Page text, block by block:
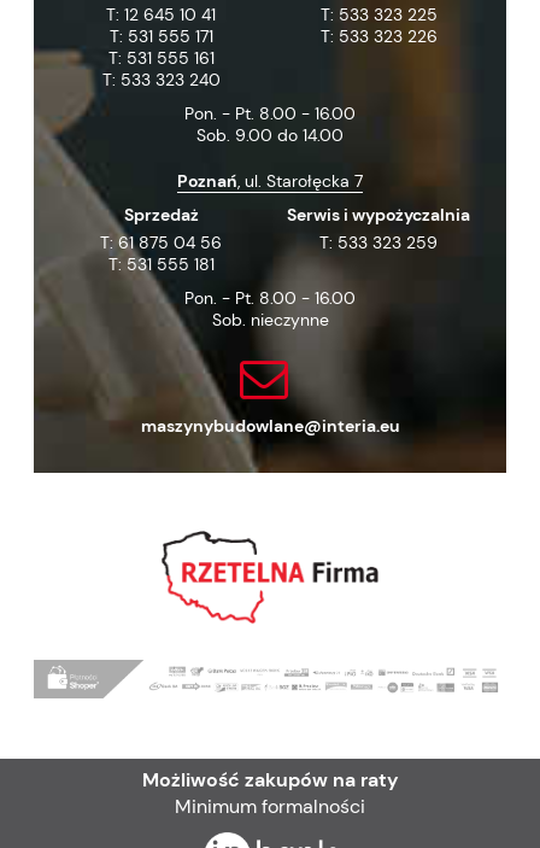
T:12 645 10 41
T: 531 555 171
T: 531 555 161
T: 533 323 240
T: 533 323 225
T: 533 323 226
Pon. - Pt. 8.00 - 16.00
Sob. 9.00 do 14.00
Poznań, ul. Starołęcka 7
Sprzedaż
T:61 875 04 56
T: 531 555 181
Serwis i wypożyczalnia
T: 533 323 259
Pon. - Pt. 8.00 - 16.00
Sob. nieczynne
maszynybudowlane@interia.eu
Możliwość zakupów na raty
Minimum formalności